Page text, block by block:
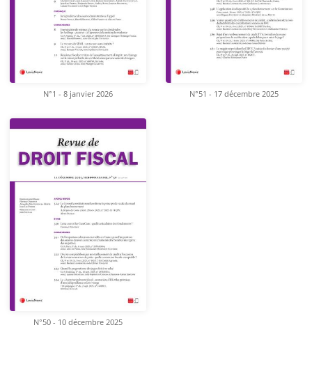
N°1 - 8 janvier 2026 N°51 - 17 décembre 2025
N°50 - 10 décembre 2025